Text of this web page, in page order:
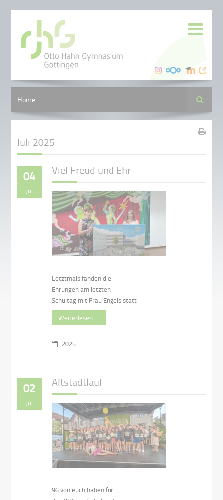
Home Suche
Juli 2025
04
Jul
Viel Freud und Ehr
Letztmals fanden die
Ehrungen am letzten
Schultag mit Frau Engels statt
Weiterlesen …
2025
02
Jul
Altstadtlauf
96 von euch haben für